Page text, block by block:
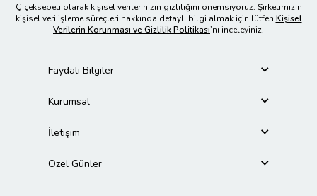
Çiçeksepeti olarak kişisel verilerinizin gizliliğini önemsiyoruz. Şirketimizin
kişisel veri işleme süreçleri hakkında detaylı bilgi almak için lütfen Kişisel
Verilerin Korunması ve Gizlilik Politikası’nı inceleyiniz.
Faydalı Bilgiler
Kurumsal
İletişim
Özel Günler